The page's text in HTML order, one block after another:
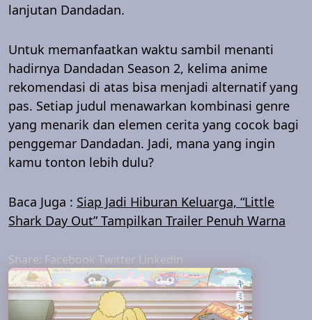
lanjutan Dandadan.
Untuk memanfaatkan waktu sambil menanti
hadirnya Dandadan Season 2, kelima anime
rekomendasi di atas bisa menjadi alternatif yang
pas. Setiap judul menawarkan kombinasi genre
yang menarik dan elemen cerita yang cocok bagi
penggemar Dandadan. Jadi, mana yang ingin
kamu tonton lebih dulu?
Baca Juga : Siap Jadi Hiburan Keluarga, “Little
Shark Day Out” Tampilkan Trailer Penuh Warna
Share: Facebook Twitter Linkedin